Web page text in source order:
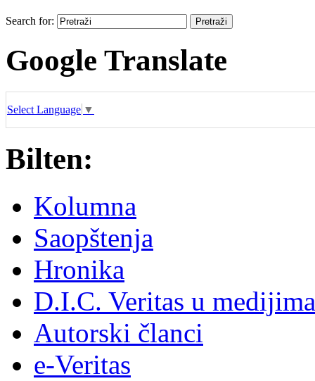
Search for:
Google Translate
Select Language ▼
Bilten:
Kolumna
Saopštenja
Hronika
D.I.C. Veritas u medijima
Autorski članci
e-Veritas